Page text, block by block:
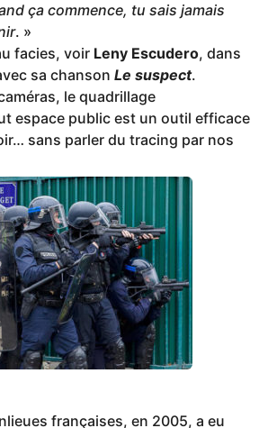
ça commence, tu sais jamais
. »
facies, voir Leny Escudero, dans
sa chanson Le suspect.
le quadrillage
espace public est un outil efficace
sans parler du tracing par nos
françaises, en 2005, a eu